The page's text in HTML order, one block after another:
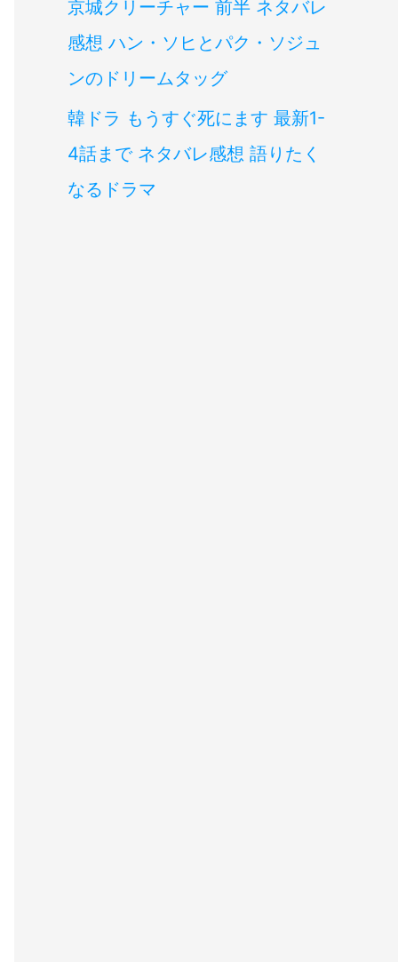
京城クリーチャー 前半 ネタバレ
感想 ハン・ソヒとパク・ソジュ
ンのドリームタッグ
韓ドラ もうすぐ死にます 最新1-
4話まで ネタバレ感想 語りたく
なるドラマ